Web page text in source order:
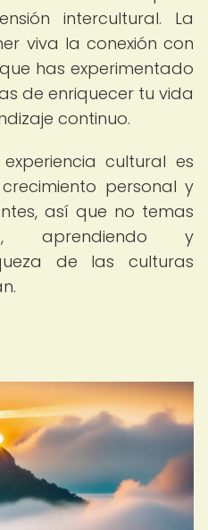
intercultural. La
viva la conexión con
has experimentado
de enriquecer tu vida
continuo.
cultural es
personal y
así que no temas
aprendiendo y
de las culturas